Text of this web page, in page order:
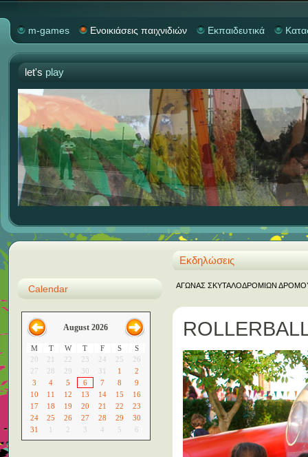
m-games Ενοικιάσεις παιχνιδιών Εκπαιδευτικά
let's play
Εκδηλώσεις
ΑΓΩΝΑΣ ΣΚΥΤΑΛΟΔΡΟΜΙΩΝ ΔΡΟΜΟΥ
Calendar
August 2026
M T W T F S
S
20
21 22 23 24 25
26
27
28 29 30 31 1
2
3
4 5 6 7 8
9
10
11 12 13 14 15
16
17
18 19 20 21 22
23
24
25 26 27 28 29
30
31
1 2 3 4 5 6